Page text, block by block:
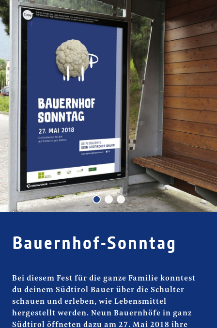
Bauernhof-Sonntag
Bauernhof-Sonntag
Bei diesem Fest für die ganze Familie konntest
du deinem Südtirol Bauer über die Schulter
schauen und erleben, wie Lebensmittel
hergestellt werden. Neun Bauernhöfe in ganz
Südtirol öffneten dazu am 27. Mai 2018 ihre